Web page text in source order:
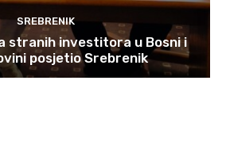
SREBRENIK
stranih investitora u Bosni i
posjetio Srebrenik